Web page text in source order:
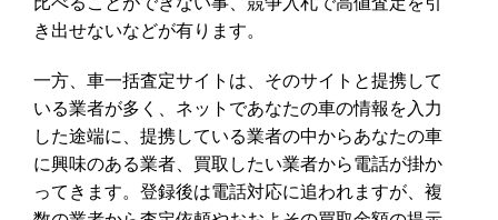
き出せないなどが有ります。
一方、車一括査定サイトは、そのサイトと提携して
いる業者が多く、ネットであなたの車の情報を入力
した途端に、提携している業者の中からあなたの車
に興味のある業者、買取したい業者から電話が掛か
ってきます。登録後は電話対応に追われますが、複